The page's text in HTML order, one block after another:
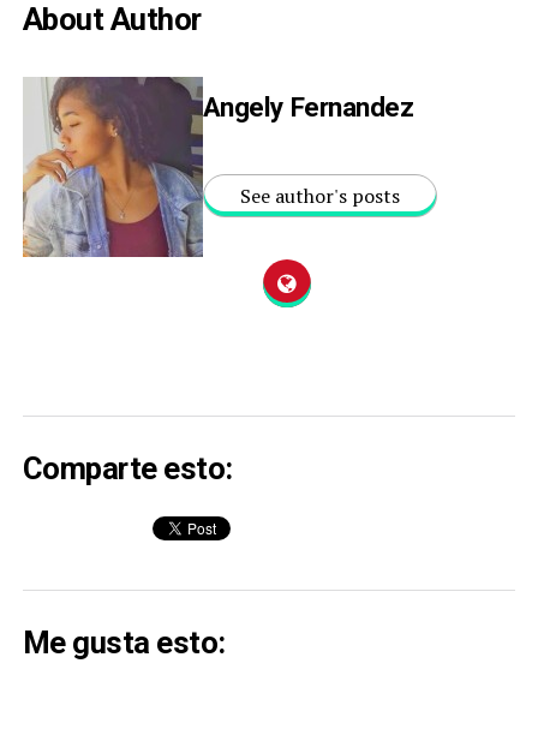
About Author
Angely Fernandez
See author's posts
Comparte esto:
Me gusta esto: